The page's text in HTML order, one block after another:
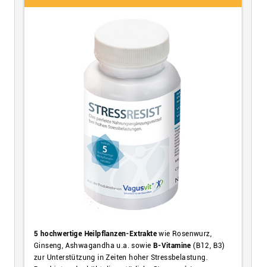
5 hochwertige Heilpflanzen-Extraktewie Rosenwurz,
Ginseng, Ashwagandha u.a. sowie B-Vitamine (B12, B3)
zur Unterstützung in Zeiten hoher Stressbelastung.